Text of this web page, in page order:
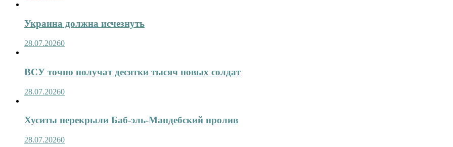
Украина должна исчезнуть
28.07.20260
ВСУ точно получат десятки тысяч новых солдат
28.07.20260
Хуситы перекрыли Баб-эль-Мандебский пролив
28.07.20260